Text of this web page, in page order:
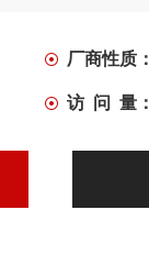
厂商性质：
访 问 量：